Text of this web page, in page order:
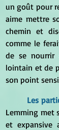
un goût pour
aime mettre
chemin et
comme le
de se
lointain et de
son point
Les
Lemming met
et expansive